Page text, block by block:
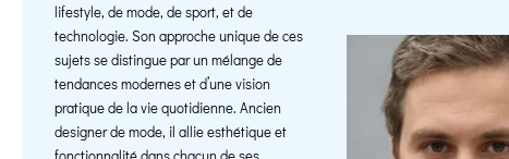
lifestyle, de mode, de sport, et de
technologie. Son approche unique de ces
sujets se distingue par un mélange de
tendances modernes et d’une vision
pratique de la vie quotidienne. Ancien
designer de mode, il allie esthétique et
fonctionnalité dans chacun de ses